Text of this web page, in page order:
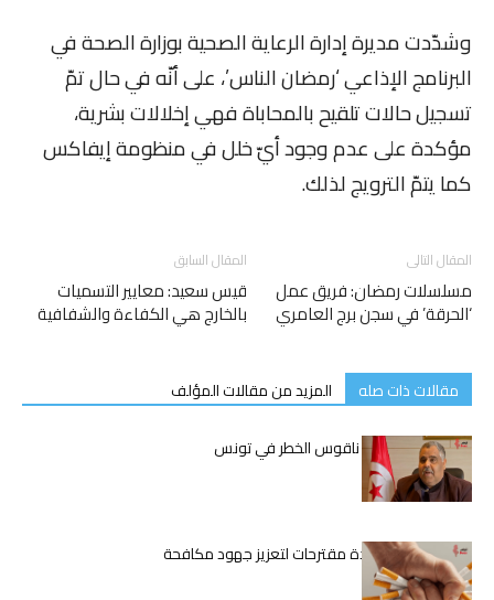
وشدّدت مديرة إدارة الرعاية الصحية بوزارة الصحة في
البرنامج الإذاعي ‘رمضان الناس’، على أنّه في حال تمّ
تسجيل حالات تلقيح بالمحاباة فهي إخلالات بشرية،
مؤكدة على عدم وجود أيّ خلل في منظومة إيفاكس
كما يتمّ الترويج لذلك.
المقال السابق
قيس سعيد: معايير التسميات
بالخارج هي الكفاءة والشفافية
المقال التالى
مسلسلات رمضان: فريق عمل
‘الحرقة’ في سجن برج العامري
مقالات ذات صله
المزيد من مقالات المؤلف
عميد البياطرة يدق ناقوس الخطر في تونس
السعيدي تقدم عدة مقترحات لتعزيز جهود مكافحة
التدخين في البلاد